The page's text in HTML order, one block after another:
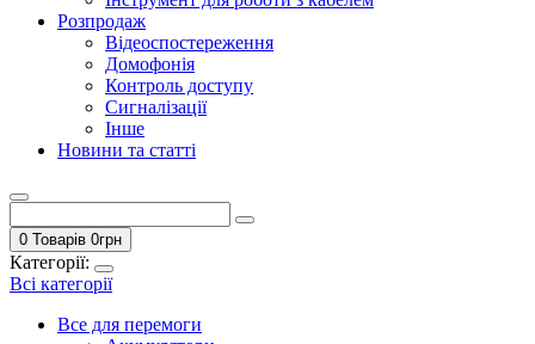
Розпродаж
Відеоспостереження
Домофонія
Контроль доступу
Сигналізації
Інше
Новини та статті
0 Товарів 0грн
Категорії:
Всі категорії
Все для перемоги